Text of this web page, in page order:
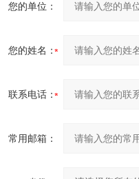
您的单位：
您的姓名：
联系电话：
常用邮箱：